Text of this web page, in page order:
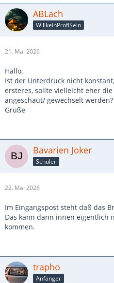
ABLach
WillkeinProfiSein
21. Mai 2026
Hallo,
Ist der Unterdruck nicht
ersteres, sollte vielleicht eher
angeschaut/ gewechselt werden?
Grüße
Bavarien Joker
Schüler
22. Mai 2026
Im Eingangspost steht daß das
Das kann dann innen eigentlich
kommen.
trapho
Anfänger